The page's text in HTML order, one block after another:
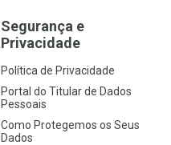
Segurança e
Privacidade
Política de Privacidade
Portal do Titular de Dados
Pessoais
Como Protegemos os Seus
Dados